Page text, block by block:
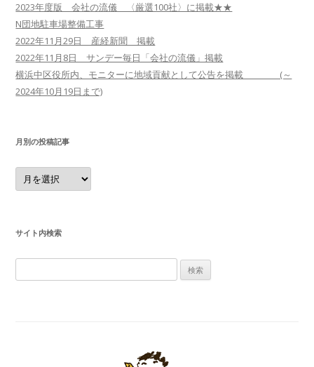
2023年度版 会社の流儀 〈厳選100社〉に掲載★★
N団地駐車場整備工事
2022年11月29日 産経新聞 掲載
2022年11月8日 サンデー毎日「会社の流儀」掲載
横浜中区役所内、モニターに地域貢献として公告を掲載 (～
2024年10月19日まで)
月別の投稿記事
月
別
の
事
サイト内検索
索